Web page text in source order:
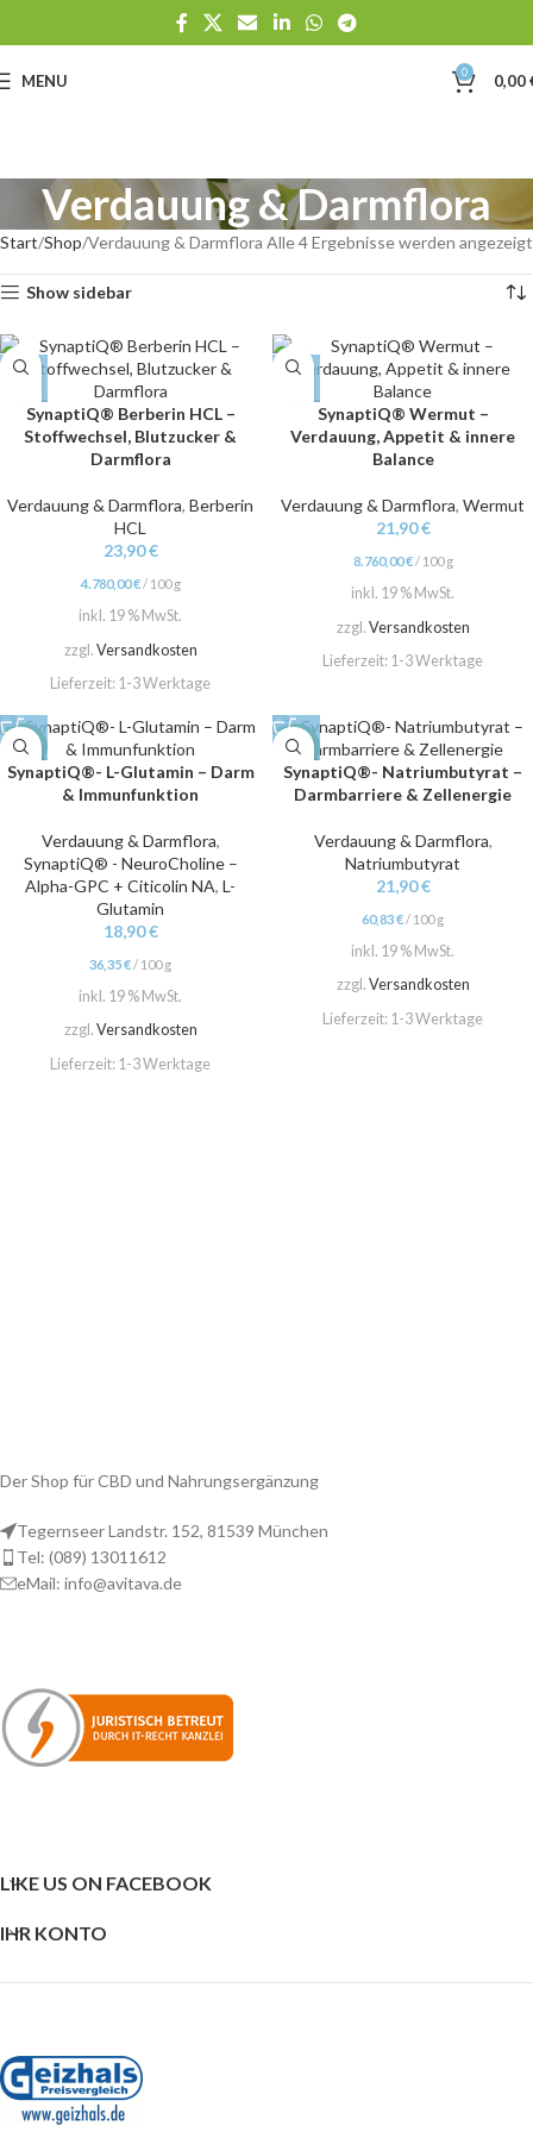
MENU 0 0,00
Verdauung & Darmflora
Start Shop Verdauung & Darmflora Alle 4 Ergebnisse werden angezeigt
Show sidebar
SynaptiQ® Berberin HCL –
Stoffwechsel, Blutzucker &
Darmflora
Verdauung & Darmflora, Berberin
HCL
23,90€
4.780,00€/ 100 g
inkl. 19 % MwSt.
zzgl. Versandkosten
Lieferzeit: 1-3 Werktage
SynaptiQ® Wermut –
Verdauung, Appetit & innere
Balance
Verdauung & Darmflora, Wermut
21,90€
8.760,00€/ 100 g
inkl. 19 % MwSt.
zzgl. Versandkosten
Lieferzeit: 1-3 Werktage
NEW
SynaptiQ®- L-Glutamin – Darm
& Immunfunktion
Verdauung & Darmflora,
SynaptiQ® - NeuroCholine –
Alpha-GPC + Citicolin NA, L-
Glutamin
18,90€
36,35€/ 100 g
inkl. 19 % MwSt.
zzgl. Versandkosten
Lieferzeit: 1-3 Werktage
NEW
SynaptiQ®- Natriumbutyrat –
Darmbarriere & Zellenergie
Verdauung & Darmflora,
Natriumbutyrat
21,90€
60,83€/ 100 g
inkl. 19 % MwSt.
zzgl. Versandkosten
Lieferzeit: 1-3 Werktage
Der Shop für CBD und Nahrungsergänzung
Tegernseer Landstr. 152, 81539 München
Tel: (089) 13011612
eMail: info@avitava.de
LIKE US ON FACEBOOK
IHR KONTO